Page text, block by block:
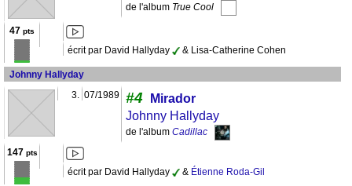
de l'album True Cool
47 pts
écrit par David Hallyday & Lisa-Catherine Cohen
Johnny Hallyday
3. 07/1989 #4
Mirador
Johnny Hallyday
de l'album Cadillac
147 pts
écrit par David Hallyday & Étienne Roda-Gil